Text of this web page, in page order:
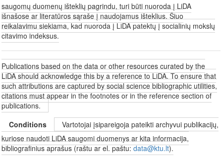
saugomų duomenų išteklių pagrindu, turi būti nuoroda į LiDA
išnašose ar literatūros sąraše į naudojamus išteklius. Šiuo
reikalavimu siekiama, kad nuoroda į LiDA patektų į socialinių mokslų
citavimo indeksus.
Publications based on the data or other resources curated by the
LiDA should acknowledge this by a reference to LiDA. To ensure that
such attributions are captured by social science bibliographic utilities,
citations must appear in the footnotes or in the reference section of
publications.
Conditions
Vartotojai įsipareigoja pateikti archyvui publikacijų,
kuriose naudoti LiDA saugomi duomenys ar kita informacija,
bibliografinius aprašus (raštu ar el. paštu:data@ktu.lt).